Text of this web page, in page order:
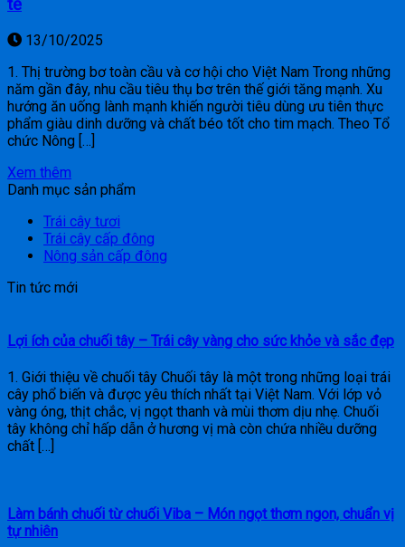
tế
13/10/2025
1. Thị trường bơ toàn cầu và cơ hội cho Việt Nam Trong những
năm gần đây, nhu cầu tiêu thụ bơ trên thế giới tăng mạnh. Xu
hướng ăn uống lành mạnh khiến người tiêu dùng ưu tiên thực
phẩm giàu dinh dưỡng và chất béo tốt cho tim mạch. Theo Tổ
chức Nông […]
Xem thêm
Danh mục sản phẩm
Trái cây tươi
Trái cây cấp đông
Nông sản cấp đông
Tin tức mới
Lợi ích của chuối tây – Trái cây vàng cho sức khỏe và sắc đẹp
1. Giới thiệu về chuối tây Chuối tây là một trong những loại trái
cây phổ biến và được yêu thích nhất tại Việt Nam. Với lớp vỏ
vàng óng, thịt chắc, vị ngọt thanh và mùi thơm dịu nhẹ. Chuối
tây không chỉ hấp dẫn ở hương vị mà còn chứa nhiều dưỡng
chất […]
Làm bánh chuối từ chuối Viba – Món ngọt thơm ngon, chuẩn vị
tự nhiên